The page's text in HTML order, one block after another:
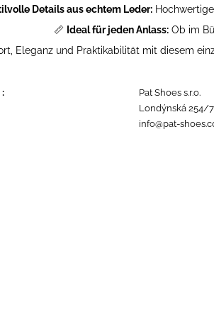
Details aus echtem Leder:Hochwertige
📏 Ideal für jeden Anlass:Ob im
Eleganz und Praktikabilität mit diesem
:
Pat Shoes s.r.o.
Londýnská 254/
info@pat-